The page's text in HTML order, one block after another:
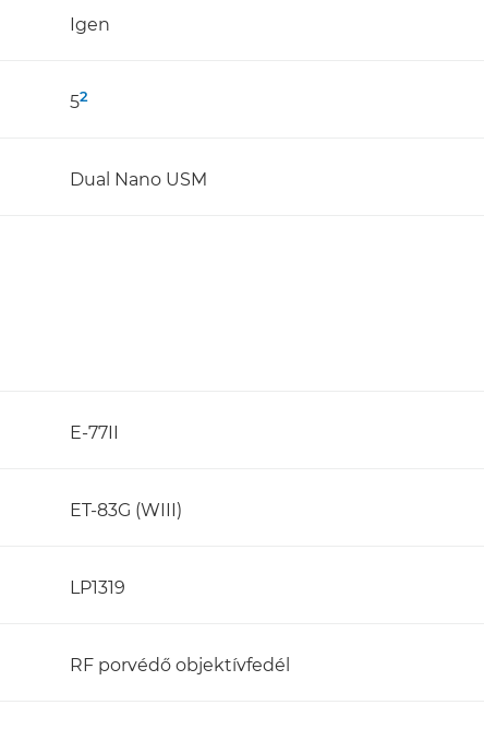
Igen
52
Dual Nano USM
E-77II
ET-83G (WIII)
LP1319
RF porvédő objektívfedél